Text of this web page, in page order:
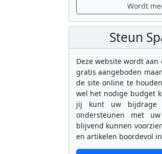
Wordt
Steun
Deze website wordt
gratis aangeboden
de site online te
wel het nodige budget
jij kunt uw bijdrage
ondersteunen met
blijvend kunnen
en artikelen boordevol